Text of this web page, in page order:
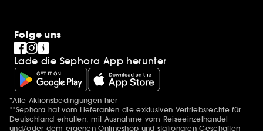
Folge uns
Lade die Sephora App herunter
Zusätzlich Erwähnungen
*Alle Aktionsbedingungen hier
**Sephora hat vom Lieferanten die exklusiven Vertriebsrechte für
Deutschland erhalten, mit Ausnahme vom Reiseeinzelhandel
und/oder dem eigenen Onlineshop und stationären Geschäften